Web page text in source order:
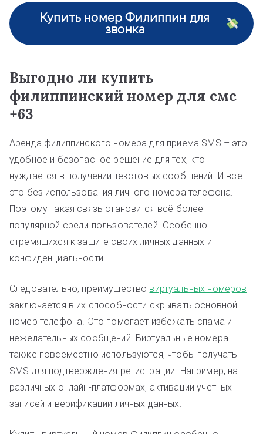
Купить номер Филиппин для
звонка
Выгодно ли купить
филиппинский номер для смс
+63
Аренда филиппинского номера для приема SMS – это
удобное и безопасное решение для тех, кто
нуждается в получении текстовых сообщений. И все
это без использования личного номера телефона.
Поэтому такая связь становится всё более
популярной среди пользователей. Особенно
стремящихся к защите своих личных данных и
конфиденциальности.
Следовательно, преимущество виртуальных номеров
заключается в их способности скрывать основной
номер телефона. Это помогает избежать спама и
нежелательных сообщений. Виртуальные номера
также повсеместно используются, чтобы получать
SMS для подтверждения регистрации. Например, на
различных онлайн-платформах, активации учетных
записей и верификации личных данных.